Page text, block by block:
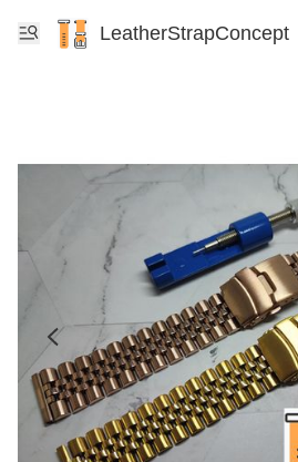
LeatherStrapConcept